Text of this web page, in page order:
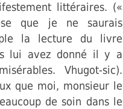
littéraires. («
que je ne saurais
la lecture du livre
lui avez donné il y a
Vhugot-sic).
que moi, monsieur le
de soin dans le